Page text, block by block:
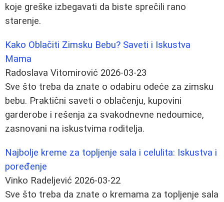
koje greške izbegavati da biste sprečili rano
starenje.
Kako Oblačiti Zimsku Bebu? Saveti i Iskustva
Mama
Radoslava Vitomirović 2026-03-23
Sve što treba da znate o odabiru odeće za zimsku
bebu. Praktični saveti o oblačenju, kupovini
garderobe i rešenja za svakodnevne nedoumice,
zasnovani na iskustvima roditelja.
Najbolje kreme za topljenje sala i celulita: Iskustva i
poređenje
Vinko Radeljević 2026-03-22
Sve što treba da znate o kremama za topljenje sala